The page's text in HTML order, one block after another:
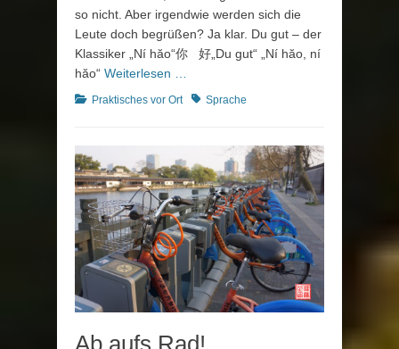
so nicht. Aber irgendwie werden sich die
Leute doch begrüßen? Ja klar. Du gut – der
Klassiker „Ní hăo“你 好„Du gut“ „Ní hăo, ní
hăo“ Weiterlesen …
Kategorien
Praktisches vor Ort Schlagworte
Sprache
Ab aufs Rad!